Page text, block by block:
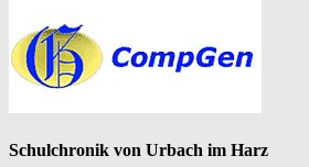
Schulchronik von Urbach im Harz